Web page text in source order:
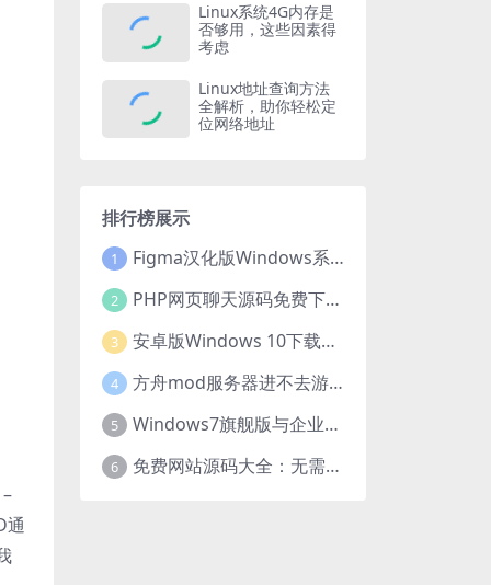
通
Linux系统4G内存是
否够用，这些因素得
考虑
Linux地址查询方法
全解析，助你轻松定
位网络地址
排行榜展示
1 Figma汉化版Windows系统下载安装全攻略
2 PHP网页聊天源码免费下载，开启便捷在线聊天开发之旅
3 安卓版Windows 10下载安装全攻略
4 方舟mod服务器进不去游戏？这些原因和解决办法你得知道
5 Windows7旗舰版与企业版大揭秘：差异之处全知晓
6 免费网站源码大全：无需下载，海量资源轻松获取